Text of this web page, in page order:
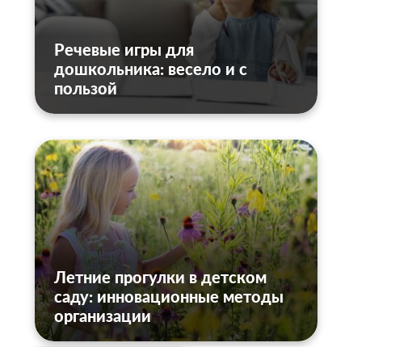
Речевые игры для
дошкольника: весело и с
пользой
Летние прогулки в детском
саду: инновационные методы
организации